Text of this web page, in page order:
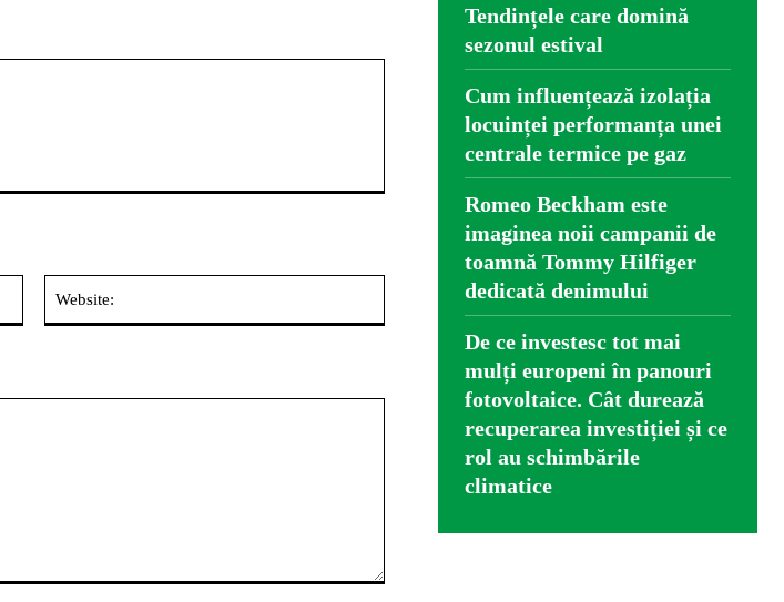
Tendințele care domină
sezonul estival
Cum influențează izolația
locuinței performanța unei
centrale termice pe gaz
Romeo Beckham este
imaginea noii campanii de
toamnă Tommy Hilfiger
dedicată denimului
De ce investesc tot mai
mulți europeni în panouri
fotovoltaice. Cât durează
recuperarea investiției și ce
rol au schimbările
climatice